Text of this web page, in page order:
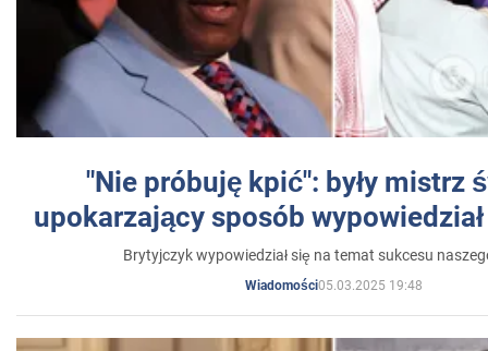
"Nie próbuję kpić": były mistrz
upokarzający sposób
Brytyjczyk wypowiedział się na temat sukcesu
Wiadomości05.03.2025 19:48